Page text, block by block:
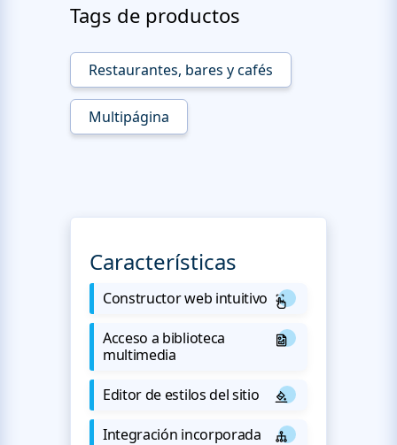
Tags de productos
Restaurantes, bares y cafés
Multipágina
Características
Constructor web intuitivo
Acceso a biblioteca
multimedia
Editor de estilos del sitio
Integración incorporada